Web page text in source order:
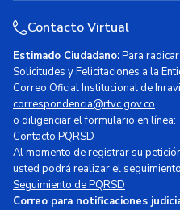
Contacto Virtual
Estimado Ciudadano:Para
Solicitudes y Felicitaciones a la
Correo Oficial Institucional de
correspondencia@rtvc.gov.co
o diligenciar el formulario en línea:
Contacto PQRSD
Al momento de registrar su
usted podrá realizar el
Seguimiento de PQRSD
Correo para notificaciones